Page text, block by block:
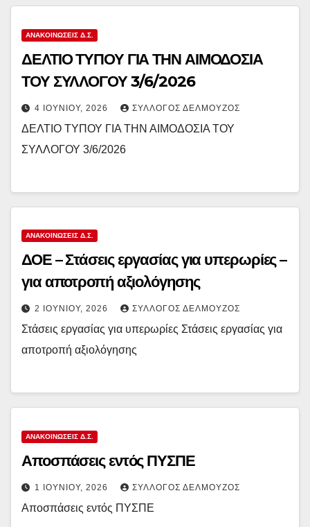
ΑΝΑΚΟΙΝΏΣΕΙΣ Δ.Σ.
ΔΕΛΤΙΟ ΤΥΠΟΥ ΓΙΑ ΤΗΝ ΑΙΜΟΔΟΣΙΑ
ΤΟΥ ΣΥΛΛΟΓΟΥ 3/6/2026
4 ΙΟΥΝΊΟΥ, 2026 ΣΎΛΛΟΓΟΣ ΔΕΛΜΟΎΖΟΣ
ΔΕΛΤΙΟ ΤΥΠΟΥ ΓΙΑ ΤΗΝ ΑΙΜΟΔΟΣΙΑ ΤΟΥ
ΣΥΛΛΟΓΟΥ 3/6/2026
ΑΝΑΚΟΙΝΏΣΕΙΣ Δ.Σ.
ΔΟΕ – Στάσεις εργασίας για υπερωρίες –
για αποτροπή αξιολόγησης
2 ΙΟΥΝΊΟΥ, 2026 ΣΎΛΛΟΓΟΣ ΔΕΛΜΟΎΖΟΣ
Στάσεις εργασίας για υπερωρίες Στάσεις εργασίας για
αποτροπή αξιολόγησης
ΑΝΑΚΟΙΝΏΣΕΙΣ Δ.Σ.
Αποσπάσεις εντός ΠΥΣΠΕ
1 ΙΟΥΝΊΟΥ, 2026 ΣΎΛΛΟΓΟΣ ΔΕΛΜΟΎΖΟΣ
Αποσπάσεις εντός ΠΥΣΠΕ